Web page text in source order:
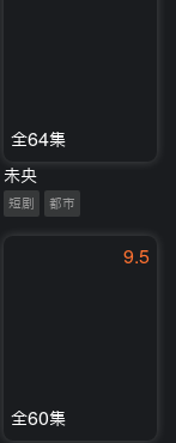
全64集
未央
短剧 都市
9.5
全60集